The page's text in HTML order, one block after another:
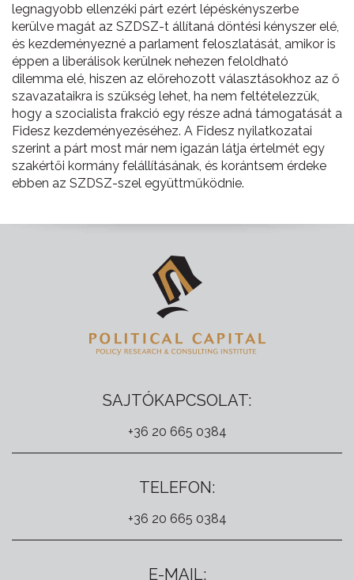
legnagyobb ellenzéki párt ezért lépéskényszerbe
kerülve magát az SZDSZ-t állítaná döntési kényszer elé,
és kezdeményezné a parlament feloszlatását, amikor is
éppen a liberálisok kerülnek nehezen feloldható
dilemma elé, hiszen az előrehozott választásokhoz az ő
szavazataikra is szükség lehet, ha nem feltételezzük,
hogy a szocialista frakció egy része adná támogatását a
Fidesz kezdeményezéséhez. A Fidesz nyilatkozatai
szerint a párt most már nem igazán látja értelmét egy
szakértői kormány felállításának, és korántsem érdeke
ebben az SZDSZ-szel együttműködnie.
SAJTÓKAPCSOLAT:
+36 20 665 0384
TELEFON:
+36 20 665 0384
E-MAIL: